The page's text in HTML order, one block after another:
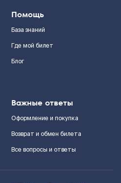
Помощь
База знаний
Где мой билет
Блог
Важные ответы
Оформление и покупка
Возврат и обмен билета
Все вопросы и ответы